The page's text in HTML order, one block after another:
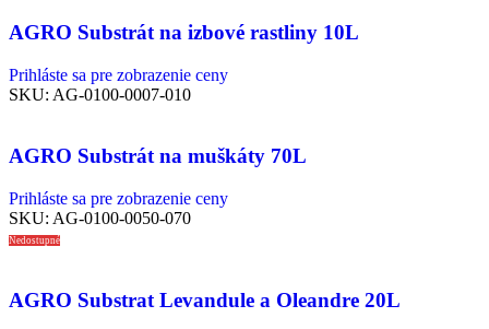
AGRO Substrát na izbové rastliny 10L
Prihláste sa pre zobrazenie ceny
SKU: AG-0100-0007-010
AGRO Substrát na muškáty 70L
Prihláste sa pre zobrazenie ceny
SKU: AG-0100-0050-070
Nedostupné
AGRO Substrat Levandule a Oleandre 20L